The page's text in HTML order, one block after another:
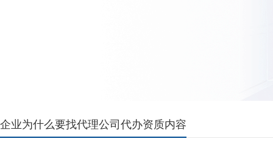
企业为什么要找代理公司代办资质内容